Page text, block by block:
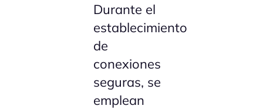
Durante el
establecimiento
de
conexiones
seguras, se
emplean